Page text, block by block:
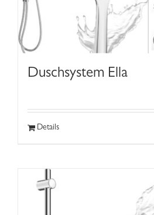
Duschsystem Ella
Details